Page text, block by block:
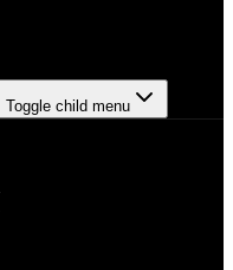
Toggle child menu